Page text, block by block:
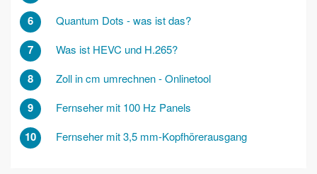
6 Quantum Dots - was ist das?
7 Was ist HEVC und H.265?
8 Zoll in cm umrechnen - Onlinetool
9 Fernseher mit 100 Hz Panels
10 Fernseher mit 3,5 mm-Kopfhörerausgang